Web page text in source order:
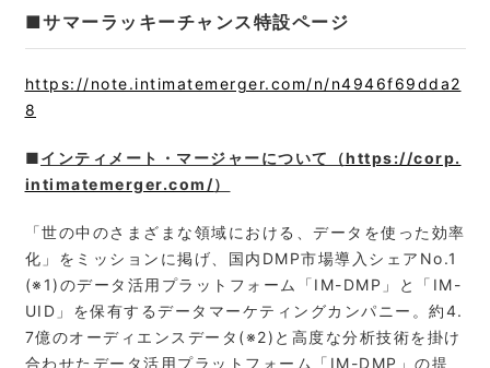
■サマーラッキーチャンス特設ページ
https://note.intimatemerger.com/n/n4946f69dda2
8
■インティメート・マージャーについて（https://corp.
intimatemerger.com/）
「世の中のさまざまな領域における、データを使った効率
化」をミッションに掲げ、国内DMP市場導入シェアNo.1
(※1)のデータ活用プラットフォーム「IM-DMP」と「IM-
UID」を保有するデータマーケティングカンパニー。約4.
7億のオーディエンスデータ(※2)と高度な分析技術を掛け
合わせたデータ活用プラットフォーム「IM-DMP」の提